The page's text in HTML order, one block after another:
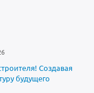
Создавая
будущего